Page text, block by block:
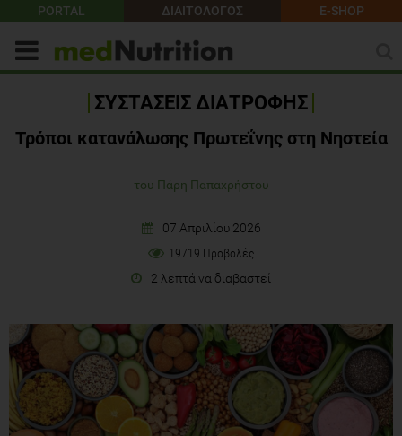
PORTAL ΔΙΑΙΤΟΛΟΓΟΣ E-SHOP
ΣΥΣΤΑΣΕΙΣ ΔΙΑΤΡΟΦΗΣ
Τρόποι κατανάλωσης Πρωτεΐνης στη Νηστεία
του Πάρη Παπαχρήστου
07 Απριλίου 2026
19719 Προβολές
2 λεπτά να διαβαστεί